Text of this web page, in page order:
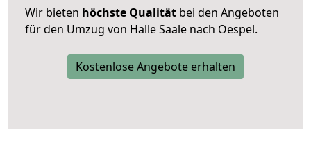
Wir bieten höchste Qualität bei den Angeboten
für den Umzug von Halle Saale nach Oespel.
Kostenlose Angebote erhalten